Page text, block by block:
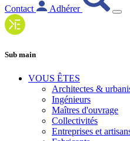
Contact Adhérer
Sub main
VOUS ÊTES
Architectes &
Ingénieurs
Maîtres d'ouvrage
Collectivités
Entreprises et